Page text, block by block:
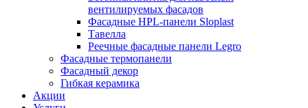
вентилируемых фасадов
Фасадные HPL-панели Sloplast
Тавелла
Реечные фасадные панели Legro
Фасадные термопанели
Фасадный декор
Гибкая керамика
Акции